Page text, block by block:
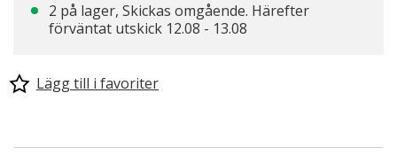
2 på lager, Skickas omgående. Härefter
förväntat utskick 12.08 - 13.08
Lägg till i favoriter